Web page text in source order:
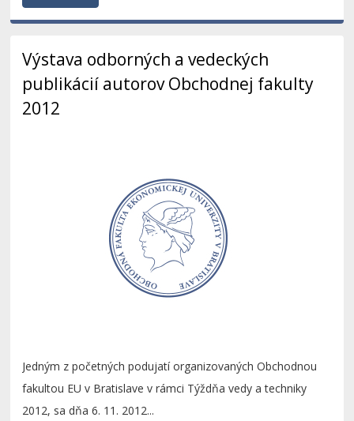
Výstava odborných a vedeckých
publikácií autorov Obchodnej fakulty
2012
Jedným z početných podujatí organizovaných Obchodnou
fakultou EU v Bratislave v rámci Týždňa vedy a techniky
2012, sa dňa 6. 11. 2012...